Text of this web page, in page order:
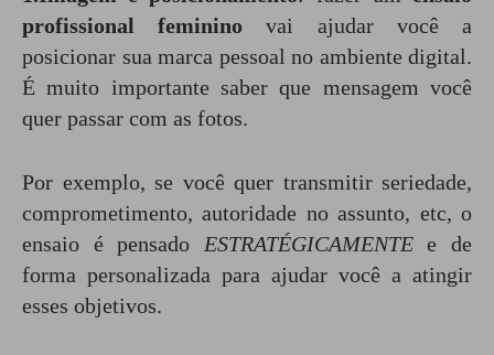
profissional feminino vai ajudar você a
posicionar sua marca pessoal no ambiente digital.
É muito importante saber que mensagem você
quer passar com as fotos.
Por exemplo, se você quer transmitir seriedade,
comprometimento, autoridade no assunto, etc, o
ensaio é pensado ESTRATÉGICAMENTEe de
forma personalizada para ajudar você a atingir
esses objetivos.